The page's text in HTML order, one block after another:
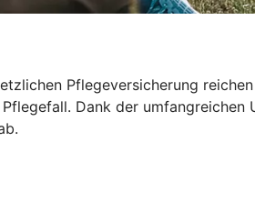
Pflegeversicherung
Dank der